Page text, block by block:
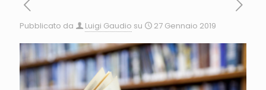
Pubblicato da Luigi Gaudio su 27 Gennaio 2019